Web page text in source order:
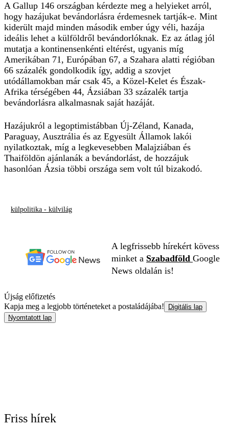
A Gallup 146 országban kérdezte meg a helyieket arról,
hogy hazájukat bevándorlásra érdemesnek tartják-e. Mint
kiderült majd minden második ember úgy véli, hazája
ideális lehet a külföldről bevándorlóknak. Ez az átlag jól
mutatja a kontinensenkénti eltérést, ugyanis míg
Amerikában 71, Európában 67, a Szahara alatti régióban
66 százalék gondolkodik így, addig a szovjet
utódállamokban már csak 45, a Közel-Kelet és Észak-
Afrika térségében 44, Ázsiában 33 százalék tartja
bevándorlásra alkalmasnak saját hazáját.
Hazájukról a legoptimistábban Új-Zéland, Kanada,
Paraguay, Ausztrália és az Egyesült Államok lakói
nyilatkoztak, míg a legkevesebben Malajziában és
Thaiföldön ajánlanák a bevándorlást, de hozzájuk
hasonlóan Ázsia többi országa sem volt túl bizakodó.
külpolitika - külvilág
A legfrissebb hírekért kövess
minket a Szabadföld Google
News oldalán is!
Újság előfizetés
Kapja meg a legjobb történeteket a postaládájába!
Digitális lap
Nyomtatott lap
Friss hírek